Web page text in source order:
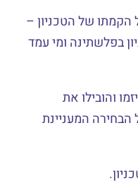
הקמתו של הטכניון –
בפלשתינה ומי עמד
והובילו את
המעניינת